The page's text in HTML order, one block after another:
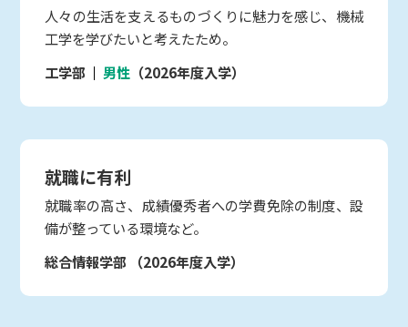
人々の生活を支えるものづくりに魅力を感じ、機械
工学を学びたいと考えたため。
工学部
男性 （2026年度入学）
就職に有利
就職率の高さ、成績優秀者への学費免除の制度、設
備が整っている環境など。
総合情報学部
（2026年度入学）